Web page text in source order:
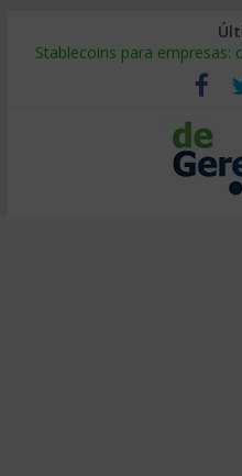
Stablecoins para empresas:
Despido silencioso: qué es
IA en selección de
Trabajo forzoso en la
Mercado hispano de EE.